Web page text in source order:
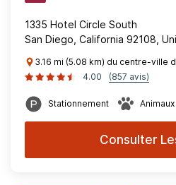
1335 Hotel Circle South
San Diego, California 92108,
3.16 mi (5.08 km) du centre-ville
4.00
(857 avis)
Stationnement
Consulter